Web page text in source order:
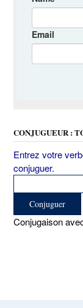
CONJUGUEUR :
Entrez votre
conjuguer.
Conjugaison